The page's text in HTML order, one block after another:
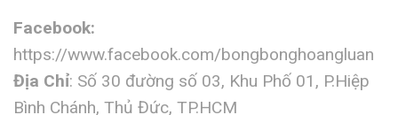
Facebook:
https://www.facebook.com/bongbonghoangluan
Địa Chỉ: Số 30 đường số 03, Khu Phố 01, P.Hiệp
Bình Chánh, Thủ Đức, TP.HCM